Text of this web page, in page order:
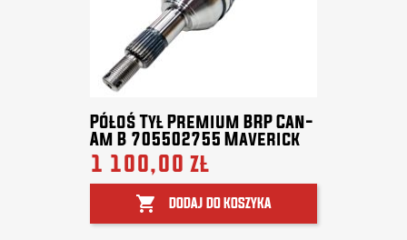
Półoś Tył Premium BRP Can-
Am B 705502755 Maverick
1 100,00 zł
 DODAJ DO KOSZYKA